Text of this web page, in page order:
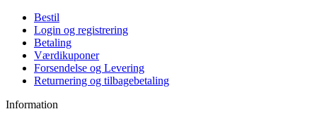
Bestil
Login og registrering
Betaling
Værdikuponer
Forsendelse og Levering
Returnering og tilbagebetaling
Information